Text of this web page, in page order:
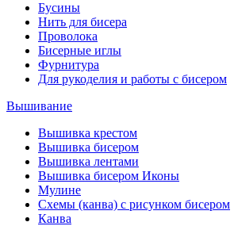
Бусины
Нить для бисера
Проволока
Бисерные иглы
Фурнитура
Для рукоделия и работы с бисером
Вышивание
Вышивка крестом
Вышивка бисером
Вышивка лентами
Вышивка бисером Иконы
Мулине
Схемы (канва) с рисунком бисером
Канва